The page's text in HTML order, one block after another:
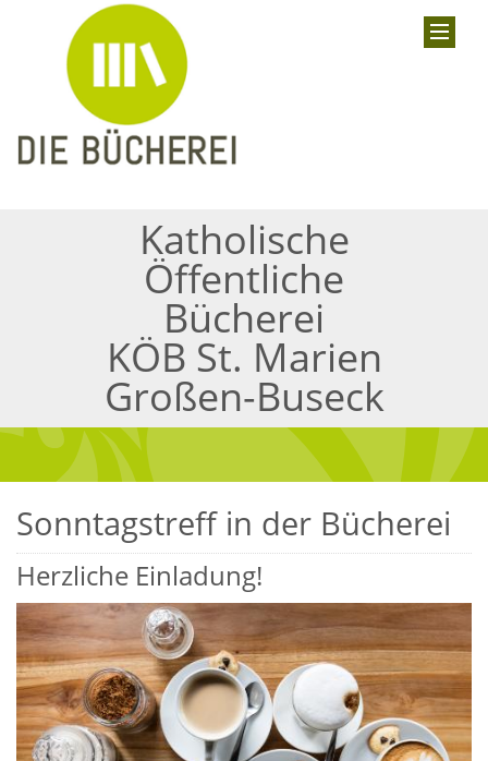
Katholische
Öffentliche
Bücherei
KÖB St. Marien
Großen-Buseck
Sonntagstreff in der Bücherei
Herzliche Einladung!